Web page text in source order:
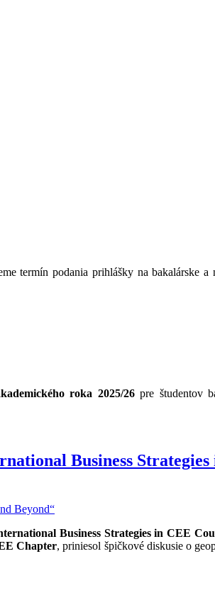
termín podania prihlášky na bakalárske a
roka 2025/26pre študentov
Business Strategies
Business Strategies in CEE
Chapter, priniesol špičkové diskusie o